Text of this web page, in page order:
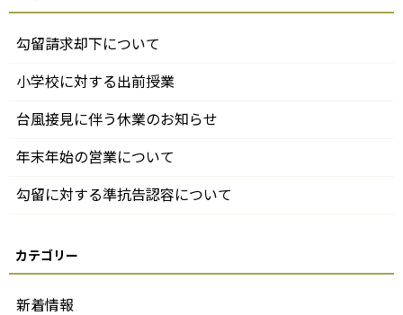
勾留請求却下について
小学校に対する出前授業
台風接見に伴う休業のお知らせ
年末年始の営業について
勾留に対する準抗告認容について
新着情報